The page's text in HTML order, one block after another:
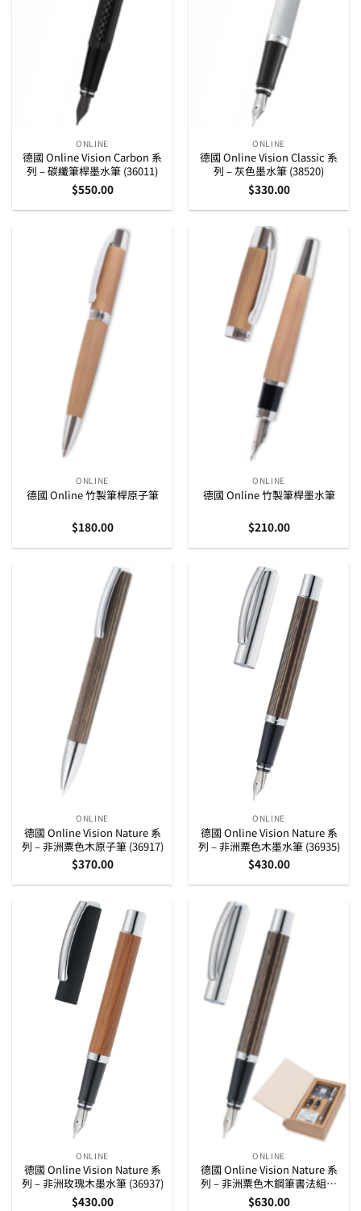
ONLINE
德國 Online Vision Carbon 系
列 – 碳纖筆桿墨水筆 (36011)
$550.00
ONLINE
德國 Online Vision Classic 系
列 – 灰色墨水筆 (38520)
$330.00
ONLINE
德國 Online 竹製筆桿原子筆
$180.00
ONLINE
德國 Online 竹製筆桿墨水筆
$210.00
ONLINE
德國 Online Vision Nature 系
列 – 非洲粟色木原子筆 (36917)
$370.00
ONLINE
德國 Online Vision Nature 系
列 – 非洲粟色木墨水筆 (36935)
$430.00
ONLINE
德國 Online Vision Nature 系
列 – 非洲玫瑰木墨水筆 (36937)
$430.00
ONLINE
德國 Online Vision Nature 系
列 – 非洲粟色木鋼筆書法組合
(36784)
$630.00